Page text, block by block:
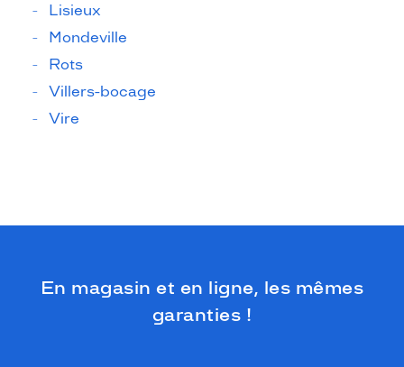
Lisieux
Mondeville
Rots
Villers-bocage
Vire
En magasin et en ligne, les mêmes
garanties !